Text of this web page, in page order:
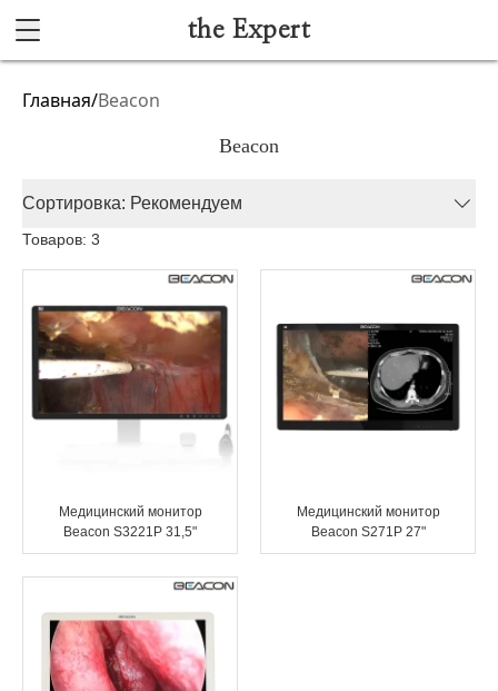
the Expert
Гибкая эндоскопия
Лучевая диагностика
Ультразвуковая диагностика
Офтальмологическое оборудование
Хирургическое оборудование
Эндоваскулярные технологии
Главная/Beacon
Beacon
Товаров: 3
Сортировка: Рекомендуем
Медицинский монитор
Beacon S3221P 31,5"
Медицинский монитор
Beacon S271P 27"